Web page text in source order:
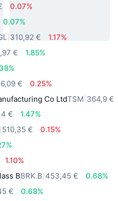
0.07%
0.07%
310,92 €
1.17%
€
1.85%
€
0.25%
Co LtdTSM 364,9 €
€
1.47%
510,35 €
0.15%
1.10%
BBRK.B 453,45 €
0.68%
€
0.68%